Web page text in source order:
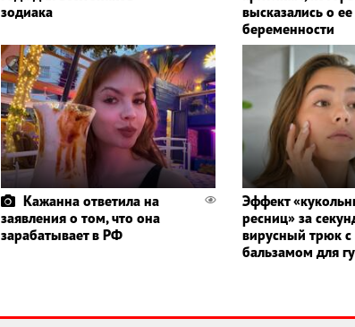
зодиака
высказались о ее
беременности
Кажанна ответила на
заявления о том, что она
зарабатывает в РФ
Эффект
ресниц» за
вирусный трюк с
бальзамом для